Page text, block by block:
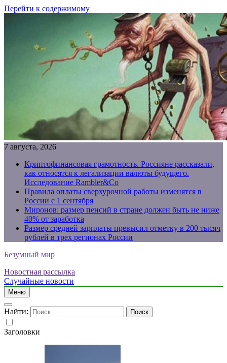
Перейти к содержимому
7 августа, 2026
Криптофинансовая грамотность. Россияне рассказали,
как относятся к легализации валюты будущего.
Исследование Rambler&Co
Правила оплаты сверхурочной работы изменятся в
России с 1 сентября
Миронов: размер пенсий в стране должен быть не ниже
40% от заработка
Размер средней зарплаты превысил отметку в 200 тысяч
рублей в трех регионах России
Безумный мир
Новостная рассылка
Случайные новости
Меню
Найти:
Заголовки